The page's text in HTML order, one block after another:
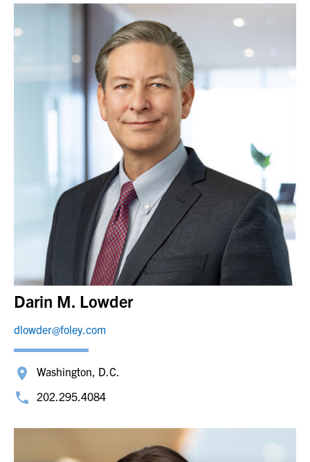
Darin M. Lowder
dlowder@foley.com
Washington, D.C.
202.295.4084